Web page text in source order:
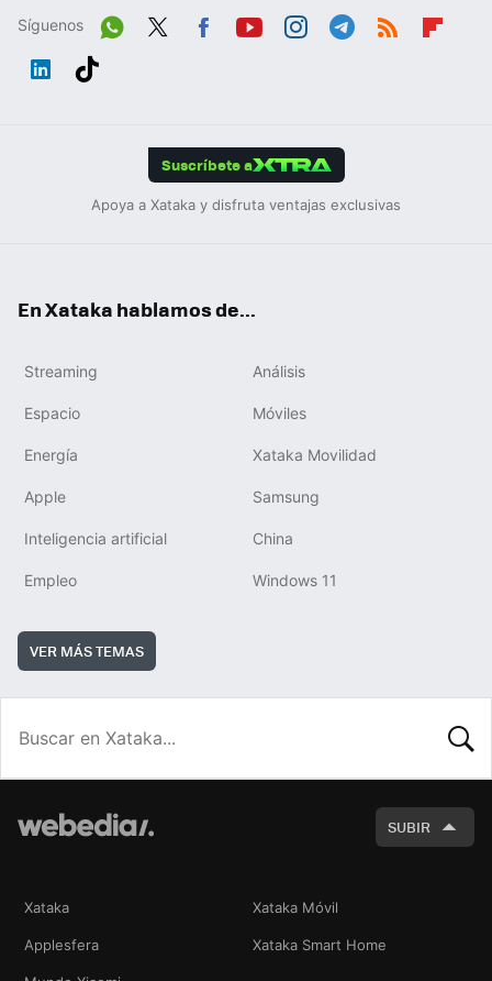
Síguenos
Wh
Suscríbete a
Apoya a Xataka y disfruta ventajas exclusivas
En Xataka hablamos de...
Streaming Análisis
Espacio Móviles
Energía Xataka Movilidad
Apple Samsung
Inteligencia artificial China
Empleo Windows 11
VER MÁS TEMAS
SUBIR
Xataka Xataka Móvil
Applesfera Xataka Smart Home